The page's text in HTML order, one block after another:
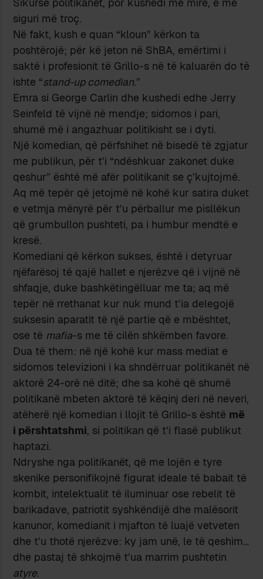
siguri më troç.
Në fakt, kush e quan “kloun” kërkon ta
poshtërojë; për kë jeton në ShBA, emërtimi i
saktë i profesionit të Grillo-s në të kaluarën do të
ishte “stand-up comedian.”
Emra si George Carlin dhe kushedi edhe Jerry
Seinfeld të vijnë në mendje; sidomos i pari,
shumë më i angazhuar politikisht se i dyti.
Një komedian, që përfshihet në bisedë të zgjatur
me publikun, për t’i “ndëshkuar zakonet duke
qeshur” është më afër politikanit se ç’kujtojmë.
Aq më tepër që jetojmë në kohë kur satira duket
e vetmja mënyrë për t’u përballur me pisllëkun
që grumbullon pushteti, pa i humbur mendtë e
kresë.
Komediani që kërkon sukses, është i detyruar
njëfarësoj të qajë hallet e njerëzve që i vijnë në
shfaqje, duke bashkëtingëlluar me ta; aq më
tepër në rrethanat kur nuk mund t’ia delegojë
suksesin aparatit të një partie që e mbështet,
ose të mafia-s me të cilën shkëmben favore.
Dua të them: në një kohë kur mass mediat e
sidomos televizioni i ka shndërruar politikanët në
aktorë 24-orë në ditë; dhe sa kohë që shumë
politikanë mbeten aktorë të këqinj deri në neveri,
atëherë një komedian i llojit të Grillo-s është më
i përshtatshmi, si politikan që t’i flasë publikut
haptazi.
Ndryshe nga politikanët, që me lojën e tyre
skenike personifikojnë figurat ideale të babait të
kombit, intelektualit të iluminuar ose rebelit të
barikadave, patriotit syshkëndijë dhe malësorit
kanunor, komedianit i mjafton të luajë vetveten
dhe t’u thotë njerëzve: ky jam unë, le të qeshim…
dhe pastaj të shkojmë t’ua marrim pushtetin
atyre.